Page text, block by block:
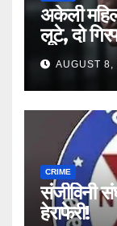
अकेली
लूटे, दो
AUGUST 8,
CRIME
संजीविनी
हेराफेरी!